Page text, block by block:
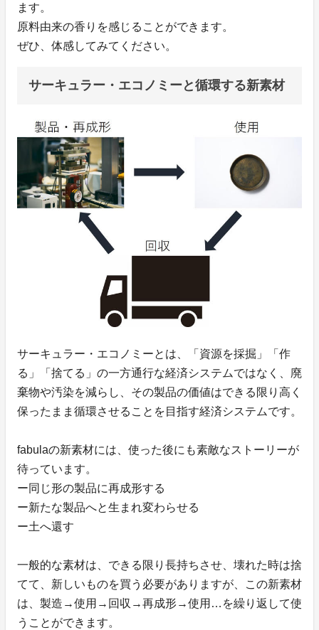
ます。
原料由来の香りを感じることができます。
ぜひ、体感してみてください。
サーキュラー・エコノミーと循環する新素材
サーキュラー・エコノミーとは、「資源を採掘」「作
る」「捨てる」の一方通行な経済システムではなく、廃
棄物や汚染を減らし、その製品の価値はできる限り高く
保ったまま循環させることを目指す経済システムです。
fabulaの新素材には、使った後にも素敵なストーリーが
待っています。
ー同じ形の製品に再成形する
ー新たな製品へと生まれ変わらせる
ー土へ還す
一般的な素材は、できる限り長持ちさせ、壊れた時は捨
てて、新しいものを買う必要がありますが、この新素材
は、製造→使用→回収→再成形→使用…を繰り返して使
うことができます。